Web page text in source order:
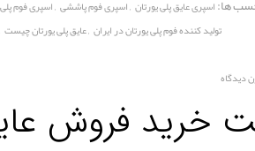
اسپری عایق پلی یورتان اسپری فوم پاششی اسپری فوم
تولید کننده فوم پلی یورتان در ایران ,عایق پلی یورتان چیست
دیدگاه
خرید فروش